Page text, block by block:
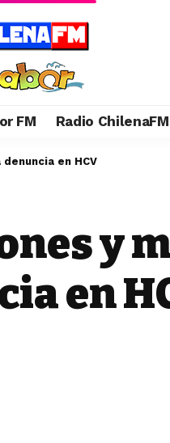
FM Radio ChilenaFM
en HCV
y
en